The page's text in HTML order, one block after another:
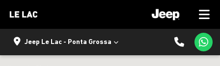
Jeep Le Lac - Ponta Grossa